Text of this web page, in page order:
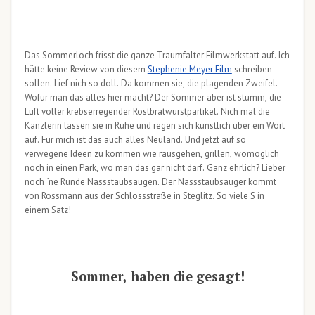
Das Sommerloch frisst die ganze Traumfalter Filmwerkstatt auf. Ich
hätte keine Review von diesem Stephenie Meyer Film schreiben
sollen. Lief nich so doll. Da kommen sie, die plagenden Zweifel.
Wofür man das alles hier macht? Der Sommer aber ist stumm, die
Luft voller krebserregender Rostbratwurstpartikel. Nich mal die
Kanzlerin lassen sie in Ruhe und regen sich künstlich über ein Wort
auf. Für mich ist das auch alles Neuland. Und jetzt auf so
verwegene Ideen zu kommen wie rausgehen, grillen, womöglich
noch in einen Park, wo man das gar nicht darf. Ganz ehrlich? Lieber
noch ´ne Runde Nassstaubsaugen. Der Nassstaubsauger kommt
von Rossmann aus der Schlossstraße in Steglitz. So viele S in
einem Satz!
Sommer, haben die gesagt!